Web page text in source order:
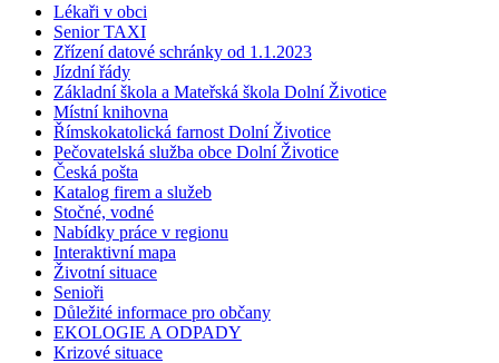
Lékaři v obci
Senior TAXI
Zřízení datové schránky od 1.1.2023
Jízdní řády
Základní škola a Mateřská škola Dolní Životice
Místní knihovna
Římskokatolická farnost Dolní Životice
Pečovatelská služba obce Dolní Životice
Česká pošta
Katalog firem a služeb
Stočné, vodné
Nabídky práce v regionu
Interaktivní mapa
Životní situace
Senioři
Důležité informace pro občany
EKOLOGIE A ODPADY
Krizové situace